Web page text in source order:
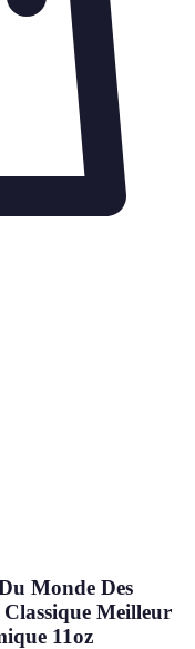
Monde Des
Classique Meilleur
11oz